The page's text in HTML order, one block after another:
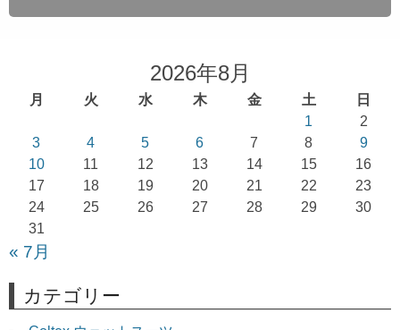
2026年8月
月 火 水 木 金 土
日
1
2
3
4 5 6 7 8
9
10
11 12 13 14 15
16
17
18 19 20 21 22
23
24
25 26 27 28 29
30
31
« 7月
カテゴリー